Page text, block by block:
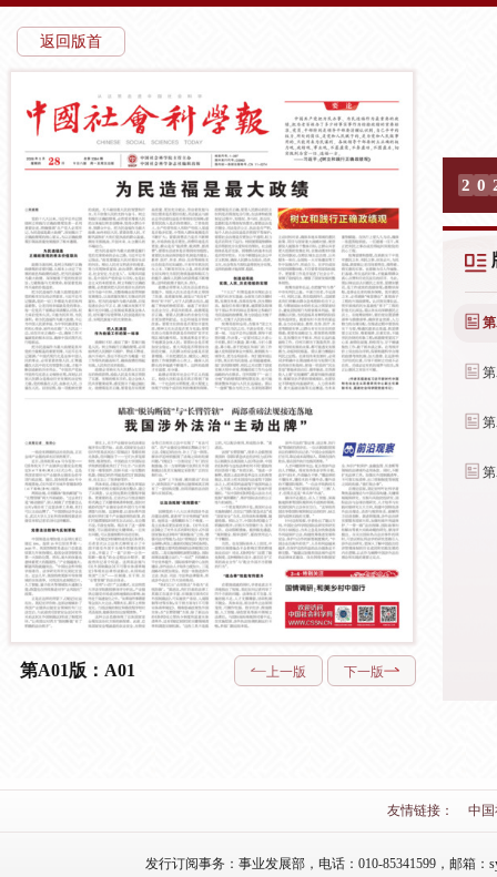
返回版首
第A01版：A01 上一版 下一版
2 0
友情链接： 中
发行订阅事务：事业发展部，电话：010-85341599，邮箱：